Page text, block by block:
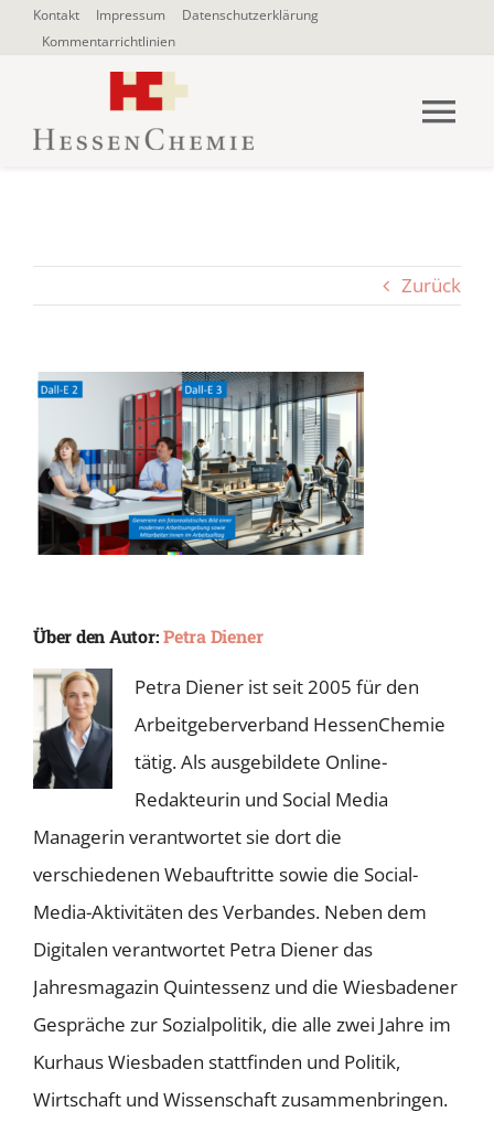
Zum
Inhalt
Kontakt Impressum
Datenschutzerklärung
Kommentarrichtlinien
Über uns
NACH:
Zurück
Über den Autor:Petra Diener
Petra Diener ist seit 2005 für den
Arbeitgeberverband HessenChemie
tätig. Als ausgebildete Online-
Redakteurin und Social Media
Managerin verantwortet sie dort die
verschiedenen Webauftritte sowie die Social-
Media-Aktivitäten des Verbandes. Neben dem
Digitalen verantwortet Petra Diener das
Jahresmagazin Quintessenz und die Wiesbadener
Gespräche zur Sozialpolitik, die alle zwei Jahre im
Kurhaus Wiesbaden stattfinden und Politik,
Wirtschaft und Wissenschaft zusammenbringen.